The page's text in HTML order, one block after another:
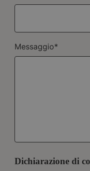
Messaggio*
Dichiarazione di